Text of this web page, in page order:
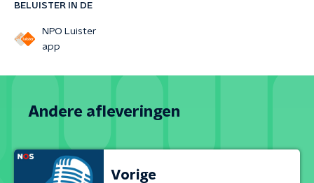
BELUISTER IN DE
NPO Luister
app
Andere afleveringen
Vorige